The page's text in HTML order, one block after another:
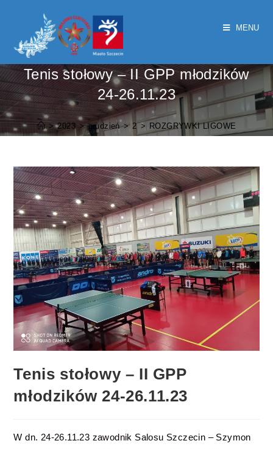
MENU
Tenis stołowy – II GPP młodzików
24-26.11.23
> 2023 > grudzień > 2 > ROZGRYWKI LIGOWE
Tenis stołowy – II GPP
młodzików 24-26.11.23
W dn. 24-26.11.23 zawodnik Salosu Szczecin – Szymon